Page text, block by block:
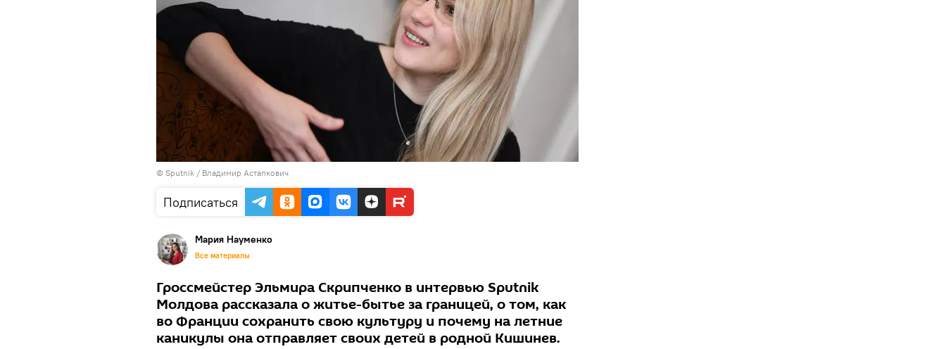
© Sputnik / Владимир Астапкович
Подписаться
Мария Науменко
Все материалы
Гроссмейстер Эльмира Скрипченко в интервью Sputnik
Молдова рассказала о житье-бытье за границей, о том, как
во Франции сохранить свою культуру и почему на летние
каникулы она отправляет своих детей в родной Кишинев.